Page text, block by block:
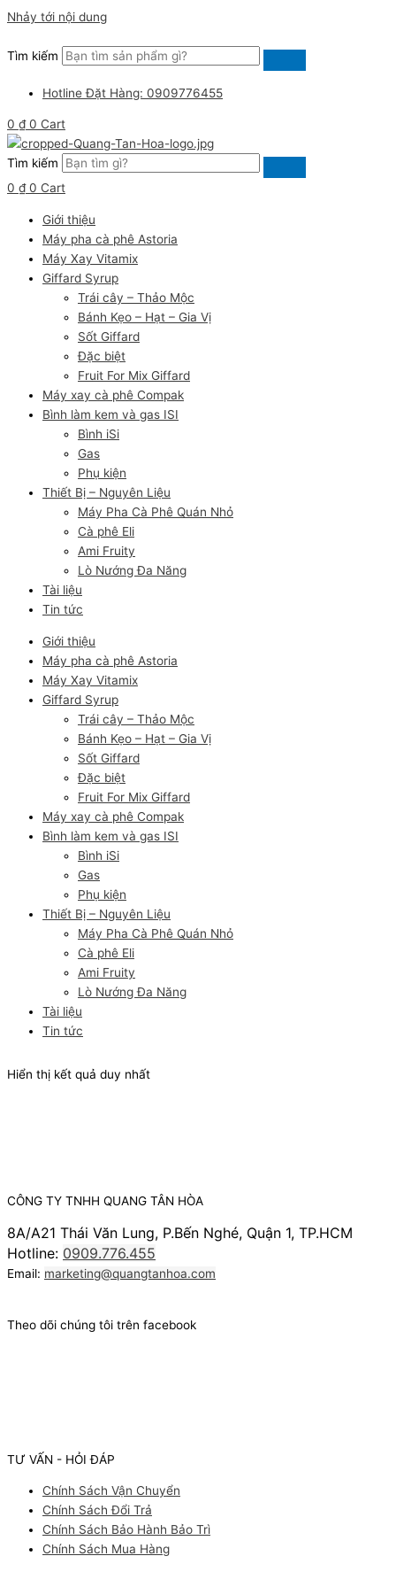
Nhảy tới nội dung
Tìm kiếm
Hotline Đặt Hàng: 0909776455
0 ₫ 0 Cart
Tìm kiếm
0 ₫ 0 Cart
Giới thiệu
Máy pha cà phê Astoria
Máy Xay Vitamix
Giffard Syrup
Trái cây – Thảo Mộc
Bánh Kẹo – Hạt – Gia Vị
Sốt Giffard
Đặc biệt
Fruit For Mix Giffard
Máy xay cà phê Compak
Bình làm kem và gas ISI
Bình iSi
Gas
Phụ kiện
Thiết Bị – Nguyên Liệu
Máy Pha Cà Phê Quán Nhỏ
Cà phê Eli
Ami Fruity
Lò Nướng Đa Năng
Tài liệu
Tin tức
Giới thiệu
Máy pha cà phê Astoria
Máy Xay Vitamix
Giffard Syrup
Trái cây – Thảo Mộc
Bánh Kẹo – Hạt – Gia Vị
Sốt Giffard
Đặc biệt
Fruit For Mix Giffard
Máy xay cà phê Compak
Bình làm kem và gas ISI
Bình iSi
Gas
Phụ kiện
Thiết Bị – Nguyên Liệu
Máy Pha Cà Phê Quán Nhỏ
Cà phê Eli
Ami Fruity
Lò Nướng Đa Năng
Tài liệu
Tin tức
Hiển thị kết quả duy nhất
CÔNG TY TNHH QUANG TÂN HÒA
8A/A21 Thái Văn Lung, P.Bến Nghé, Quận 1, TP.HCM
Hotline: 0909.776.455
Email: marketing@quangtanhoa.com
Theo dõi chúng tôi trên facebook
TƯ VẤN - HỎI ĐÁP
Chính Sách Vận Chuyển
Chính Sách Đổi Trả
Chính Sách Bảo Hành Bảo Trì
Chính Sách Mua Hàng